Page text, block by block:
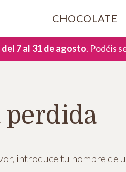
CHOCOLATE
7 al 31 de agosto. Podéis
perdida
introduce tu nombre de